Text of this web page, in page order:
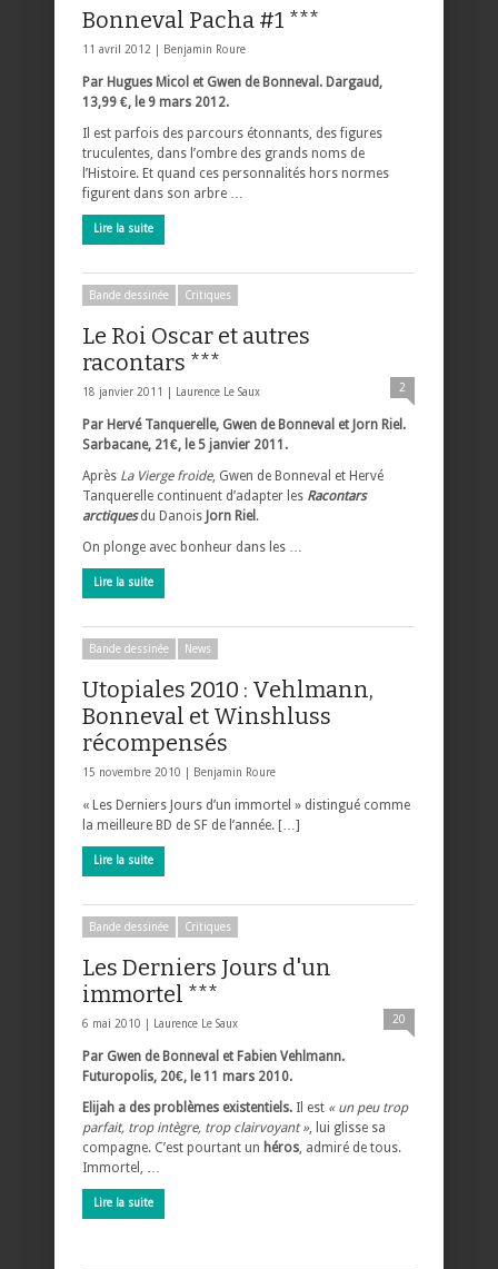
Bonneval Pacha #1 ***
11 avril 2012 | Benjamin Roure
Par Hugues Micol et Gwen de Bonneval. Dargaud,
13,99 €, le 9 mars 2012.
Il est parfois des parcours étonnants, des figures
truculentes, dans l’ombre des grands noms de
l’Histoire. Et quand ces personnalités hors normes
figurent dans son arbre …
Lire la suite
Bande dessinée Critiques
Le Roi Oscar et autres
racontars ***
18 janvier 2011 | Laurence Le Saux 2
Par Hervé Tanquerelle, Gwen de Bonneval et Jorn Riel.
Sarbacane, 21€, le 5 janvier 2011.
Après La Vierge froide, Gwen de Bonneval et Hervé
Tanquerelle continuent d’adapter les Racontars
arctiquesdu Danois Jorn Riel .
On plonge avec bonheur dans les …
Lire la suite
Bande dessinée News
Utopiales 2010 : Vehlmann,
Bonneval et Winshluss
récompensés
15 novembre 2010 | Benjamin Roure
« Les Derniers Jours d’un immortel » distingué comme
la meilleure BD de SF de l’année. […]
Lire la suite
Bande dessinée Critiques
Les Derniers Jours d'un
immortel ***
6 mai 2010 | Laurence Le Saux 20
Par Gwen de Bonneval et Fabien Vehlmann.
Futuropolis, 20€, le 11 mars 2010.
Elijah a des problèmes existentiels. Il est « un peu trop
parfait, trop intègre, trop clairvoyant » , lui glisse sa
compagne. C’est pourtant un héros , admiré de tous.
Immortel, …
Lire la suite